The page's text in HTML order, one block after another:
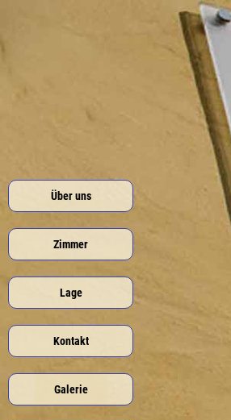
Über uns
Zimmer
Lage
Kontakt
Galerie